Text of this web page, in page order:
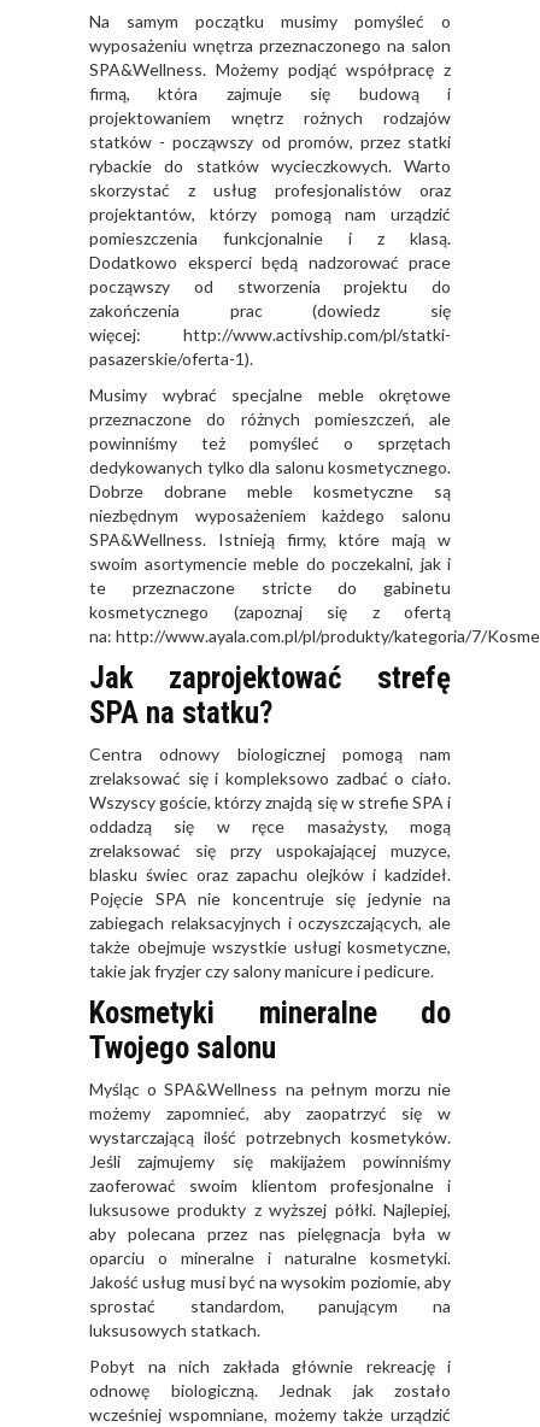
Na samym początku musimy pomyśleć o
wyposażeniu wnętrza przeznaczonego na salon
SPA&Wellness. Możemy podjąć współpracę z
firmą, która zajmuje się budową i
projektowaniem wnętrz rożnych rodzajów
statków - począwszy od promów, przez statki
rybackie do statków wycieczkowych. Warto
skorzystać z usług profesjonalistów oraz
projektantów, którzy pomogą nam urządzić
pomieszczenia funkcjonalnie i z klasą.
Dodatkowo eksperci będą nadzorować prace
począwszy od stworzenia projektu do
zakończenia prac (dowiedz się
więcej: http://www.activship.com/pl/statki-
pasazerskie/oferta-1).
Musimy wybrać specjalne meble okrętowe
przeznaczone do różnych pomieszczeń, ale
powinniśmy też pomyśleć o sprzętach
dedykowanych tylko dla salonu kosmetycznego.
Dobrze dobrane meble kosmetyczne są
niezbędnym wyposażeniem każdego salonu
SPA&Wellness. Istnieją firmy, które mają w
swoim asortymencie meble do poczekalni, jak i
te przeznaczone stricte do gabinetu
kosmetycznego (zapoznaj się z ofertą
na: http://www.ayala.com.pl/pl/produkty/kategoria/7/
Jak zaprojektować strefę
SPA na statku?
Centra odnowy biologicznej pomogą nam
zrelaksować się i kompleksowo zadbać o ciało.
Wszyscy goście, którzy znajdą się w strefie SPA i
oddadzą się w ręce masażysty, mogą
zrelaksować się przy uspokajającej muzyce,
blasku świec oraz zapachu olejków i kadzideł.
Pojęcie SPA nie koncentruje się jedynie na
zabiegach relaksacyjnych i oczyszczających, ale
także obejmuje wszystkie usługi kosmetyczne,
takie jak fryzjer czy salony manicure i pedicure.
Kosmetyki mineralne do
Twojego salonu
Myśląc o SPA&Wellness na pełnym morzu nie
możemy zapomnieć, aby zaopatrzyć się w
wystarczającą ilość potrzebnych kosmetyków.
Jeśli zajmujemy się makijażem powinniśmy
zaoferować swoim klientom profesjonalne i
luksusowe produkty z wyższej półki. Najlepiej,
aby polecana przez nas pielęgnacja była w
oparciu o mineralne i naturalne kosmetyki.
Jakość usług musi być na wysokim poziomie, aby
sprostać standardom, panującym na
luksusowych statkach.
Pobyt na nich zakłada głównie rekreację i
odnowę biologiczną. Jednak jak zostało
wcześniej wspomniane, możemy także urządzić